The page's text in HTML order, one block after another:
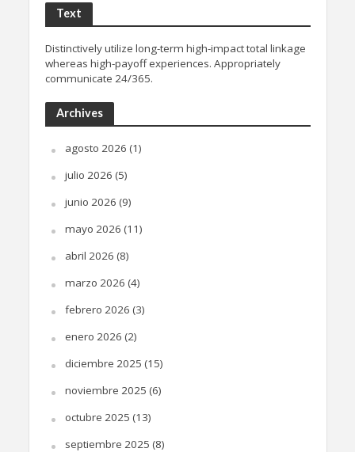
Text
Distinctively utilize long-term high-impact total linkage
whereas high-payoff experiences. Appropriately
communicate 24/365.
Archives
agosto 2026 (1)
julio 2026 (5)
junio 2026 (9)
mayo 2026 (11)
abril 2026 (8)
marzo 2026 (4)
febrero 2026 (3)
enero 2026 (2)
diciembre 2025 (15)
noviembre 2025 (6)
octubre 2025 (13)
septiembre 2025 (8)